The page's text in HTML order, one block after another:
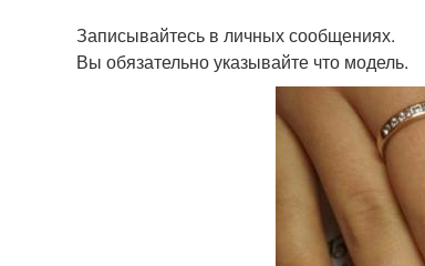
Записывайтесь в личных сообщениях.
Вы обязательно указывайте что модель.